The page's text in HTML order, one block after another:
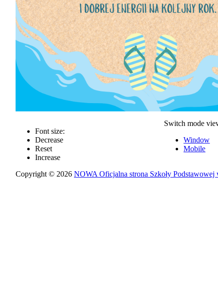
Font size:
Decrease
Reset
Increase
Switch mode
Window
Mobile
Copyright © 2026NOWA Oficjalna strona Szkoły